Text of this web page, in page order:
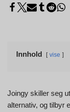
Innhold vise
Joingy skiller seg
alternativ, og tilbyr